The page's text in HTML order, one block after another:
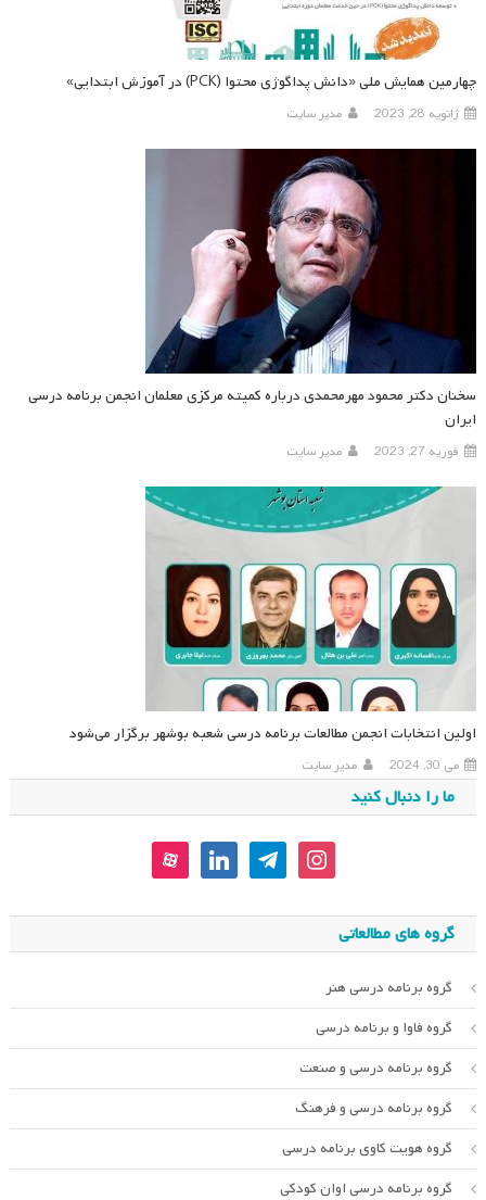
چهارمین همایش ملی «دانش پداگوژی محتوا (PCK) در آموزش ابتدایی»
ژانویه 28, 2023 مدیر سایت
سخنان دکتر محمود مهرمحمدی درباره کمیته مرکزی معلمان انجمن برنامه درسی
ایران
فوریه 27, 2023 مدیر سایت
اولین انتخابات انجمن مطالعات برنامه درسی شعبه بوشهر برگزار می‌شود
می 30, 2024 مدیر سایت
ما را دنبال کنید
instagram
telegram
linkedin
aparat
گروه های مطالعاتی
گروه برنامه درسی هنر
گروه فاوا و برنامه درسی
گروه برنامه درسی و صنعت
گروه برنامه درسی و فرهنگ
گروه هویت کاوی برنامه درسی
گروه برنامه درسی اوان کودکی